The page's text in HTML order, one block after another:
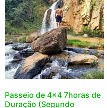
Passeio de 4×4 7horas de
Duração (Segundo